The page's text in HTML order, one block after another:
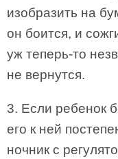
изобразить на
он боится, и
уж теперь-то
не вернутся.
3. Если ребенок
его к ней
ночник с